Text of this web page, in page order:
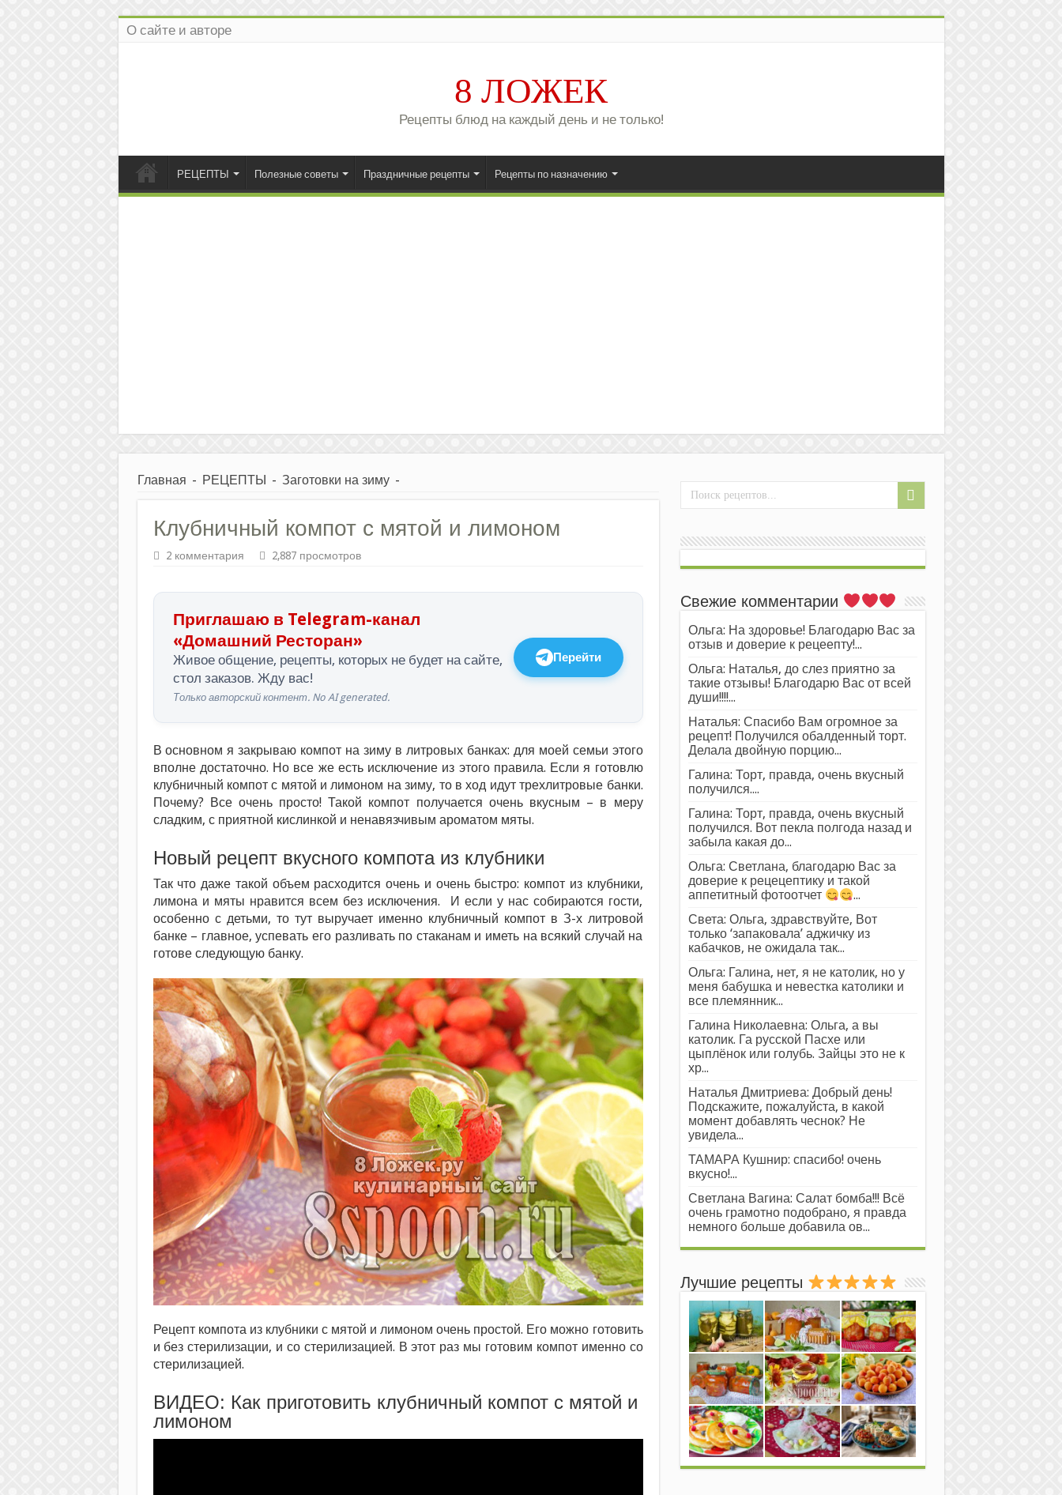
О сайте и авторе
8 ЛОЖЕК
Рецепты блюд на каждый день и не только!
РЕЦЕПТЫ Полезные советы Праздничные рецепты Рецепты по назначению
Главная - РЕЦЕПТЫ - Заготовки на зиму -
Клубничный компот с мятой и лимоном
2 комментария 2,887 просмотров
Приглашаю в Telegram-канал
«Домашний Ресторан»
Живое общение, рецепты, которых не будет на сайте,
стол заказов. Жду вас!
Только авторский контент. No AI generated.
Перейти
В основном я закрываю компот на зиму в литровых банках: для моей семьи этого
вполне достаточно. Но все же есть исключение из этого правила. Если я готовлю
клубничный компот с мятой и лимоном на зиму, то в ход идут трехлитровые банки.
Почему? Все очень просто! Такой компот получается очень вкусным – в меру
сладким, с приятной кислинкой и ненавязчивым ароматом мяты.
Новый рецепт вкусного компота из клубники
Так что даже такой объем расходится очень и очень быстро: компот из клубники,
лимона и мяты нравится всем без исключения. И если у нас собираются гости,
особенно с детьми, то тут выручает именно клубничный компот в З-х литровой
банке – главное, успевать его разливать по стаканам и иметь на всякий случай на
готове следующую банку.
Рецепт компота из клубники с мятой и лимоном очень простой. Его можно готовить
и без стерилизации, и со стерилизацией. В этот раз мы готовим компот именно со
стерилизацией.
ВИДЕО: Как приготовить клубничный компот с мятой и
лимоном
Свежие комментарии
Ольга: На здоровье! Благодарю Вас за
отзыв и доверие к рецеепту!...
Ольга: Наталья, до слез приятно за
такие отзывы! Благодарю Вас от всей
души!!!!...
Наталья: Спасибо Вам огромное за
рецепт! Получился обалденный торт.
Делала двойную порцию...
Галина: Торт, правда, очень вкусный
получился....
Галина: Торт, правда, очень вкусный
получился. Вот пекла полгода назад и
забыла какая до...
Ольга: Светлана, благодарю Вас за
доверие к рецецептику и такой
аппетитный фотоотчет
...
Света: Ольга, здравствуйте, Вот
только ‘запаковала’ аджичку из
кабачков, не ожидала так...
Ольга: Галина, нет, я не католик, но у
меня бабушка и невестка католики и
все племянник...
Галина Николаевна: Ольга, а вы
католик. Га русской Пасхе или
цыплёнок или голубь. Зайцы это не к
хр...
Наталья Дмитриева: Добрый день!
Подскажите, пожалуйста, в какой
момент добавлять чеснок? Не
увидела...
ТАМАРА Кушнир: спасибо! очень
вкусно!...
Светлана Вагина: Салат бомба!!! Всё
очень грамотно подобрано, я правда
немного больше добавила ов...
Лучшие рецепты